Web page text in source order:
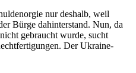
nur deshalb, weil
Bürge dahinterstand. Nun, da
gebraucht wurde, sucht
Der Ukraine-